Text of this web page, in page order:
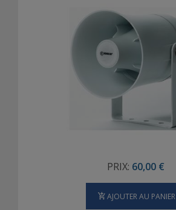
PRIX: 60,00 €
AJOUTER AU PANIER